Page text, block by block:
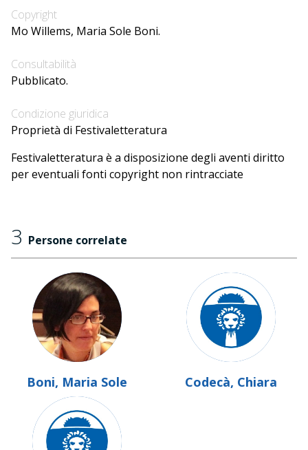
Copyright
Mo Willems, Maria Sole Boni.
Consultabilità
Pubblicato.
Condizione giuridica
Proprietà di Festivaletteratura
Festivaletteratura è a disposizione degli aventi diritto
per eventuali fonti copyright non rintracciate
3 Persone correlate
Boni, Maria Sole Codecà, Chiara